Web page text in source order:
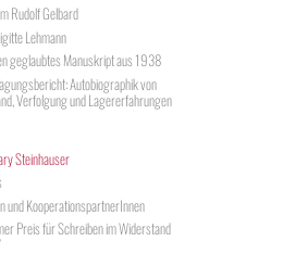
Rudolf Gelbard
Lehmann
geglaubtes Manuskript aus 1938
Autobiographik von
Verfolgung und Lagererfahrungen
Steinhauser
und KooperationspartnerInnen
Preis für Schreiben im Widerstand